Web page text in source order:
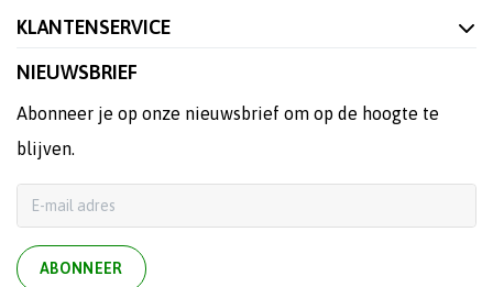
KLANTENSERVICE
NIEUWSBRIEF
Abonneer je op onze nieuwsbrief om op de hoogte te
blijven.
ABONNEER